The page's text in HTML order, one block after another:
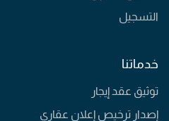
التسجيل
خدماتنا
توثيق عقد إيجار
إصدار ترخيص إعلان عقاري